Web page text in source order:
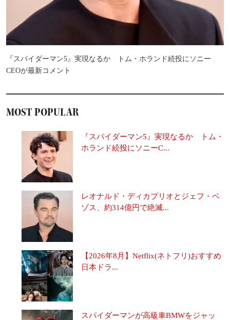
『スパイダーマン5』実現なるか トム・ホランド続投にソニー
CEOが最新コメント
MOST POPULAR
『スパイダーマン5』実現なるか トム・
ホランド続投にソニーC...
レオナルド・ディカプリオとジェフ・ベ
ゾス、約314億円で絶滅...
【2026年8月】Netflix(ネトフリ)おすすめ
日本ドラ...
スパイダーマンが高級車BMWをジャッ